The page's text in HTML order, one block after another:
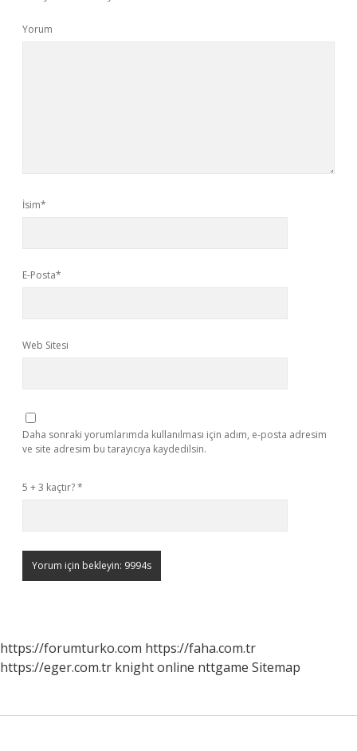
Yorum
İsim*
E-Posta*
Web Sitesi
Daha sonraki yorumlarımda kullanılması için adım, e-posta adresim
ve site adresim bu tarayıcıya kaydedilsin.
5 + 3 kaçtır?*
https://forumturko.com https://faha.com.tr
https://eger.com.tr knight online nttgame Sitemap